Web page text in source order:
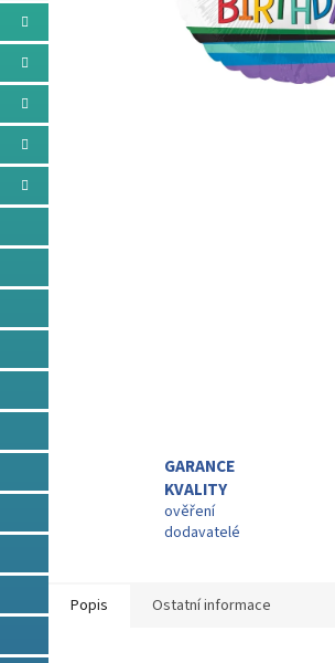
GARANCE
KVALITY
ověření
dodavatelé
Popis Ostatní informace